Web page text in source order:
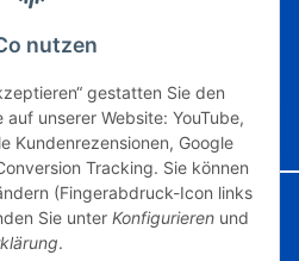
nutzen
gestatten Sie den
unserer Website: YouTube,
Kundenrezensionen, Google
Tracking. Sie können
(Fingerabdruck-Icon links
Sie unter Konfigurieren und
.
widerrufen
Status: Opt-Out-Cookie ist nicht gesetzt
aktiv)